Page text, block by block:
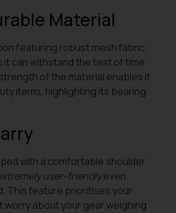
Material
featuring robust mesh fabric,
it can withstand the test of time
of the material enables it
items, highlighting its bearing
with a comfortable shoulder
user-friendlyeven
This feature prioritises your
worry about your gear weighing